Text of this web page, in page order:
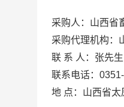
采购人： 山西省
采购代理机构：
联 系 人：张先生
联系电话：
地 点：山西省